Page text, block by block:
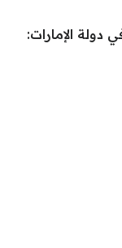
دولة الإمارات: